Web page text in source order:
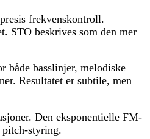
frekvenskontroll.
STO beskrives som den mer
både basslinjer, melodiske
Resultatet er subtile, men
Den eksponentielle FM-
pitch-styring.